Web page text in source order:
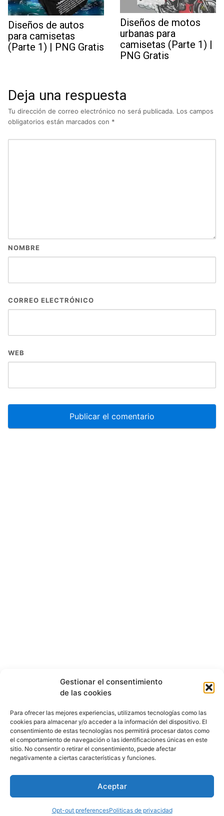
Gestionar el consentimiento
de las cookies
Para ofrecer las mejores experiencias, utilizamos tecnologías como las
cookies para almacenar y/o acceder a la información del dispositivo. El
consentimiento de estas tecnologías nos permitirá procesar datos como
el comportamiento de navegación o las identificaciones únicas en este
sitio. No consentir o retirar el consentimiento, puede afectar
negativamente a ciertas características y funciones.
Aceptar
Opt-out preferencesPoliticas de privacidad
Diseños de autos
para camisetas
(Parte 1) | PNG Gratis
Diseños de motos
urbanas para
camisetas (Parte 1) |
PNG Gratis
Deja una respuesta
Tu dirección de correo electrónico no será publicada. Los campos
obligatorios están marcados con *
NOMBRE
CORREO ELECTRÓNICO
WEB